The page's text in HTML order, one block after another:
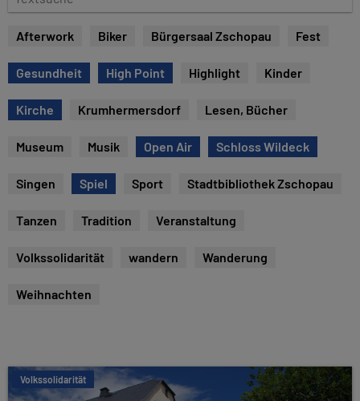
e
s
u
c
Afterwork Biker Bürgersaal Zschopau Fest
Gesundheit High Point Highlight Kinder
Kirche Krumhermersdorf Lesen, Bücher
Museum Musik Open Air Schloss Wildeck
Singen Spiel Sport Stadtbibliothek Zschopau
Tanzen Tradition Veranstaltung
Volkssolidarität wandern Wanderung
Weihnachten
Volkssolidarität